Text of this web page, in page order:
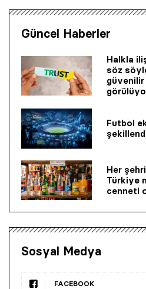
Güncel Haberler
Halkla
söz
Futbol
Her
Türkiye
cenneti
Sosyal Medya
FACEBOOK